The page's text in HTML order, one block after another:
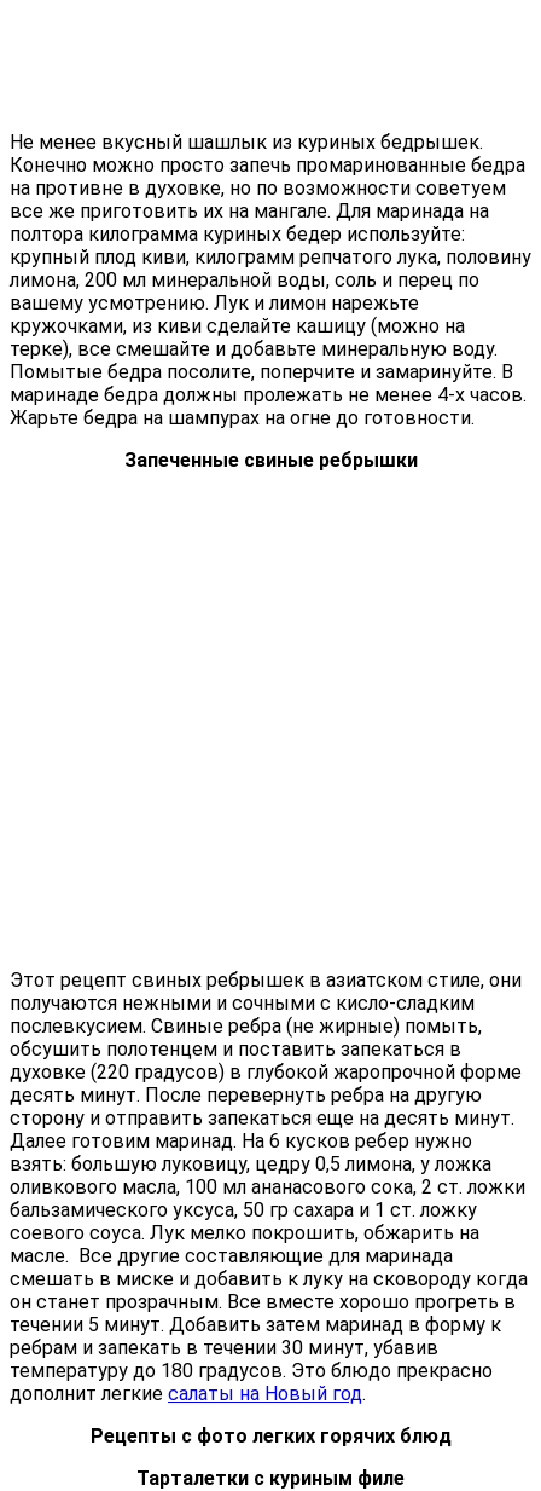
Не менее вкусный шашлык из куриных бедрышек.
Конечно можно просто запечь промаринованные бедра
на противне в духовке, но по возможности советуем
все же приготовить их на мангале. Для маринада на
полтора килограмма куриных бедер используйте:
крупный плод киви, килограмм репчатого лука, половину
лимона, 200 мл минеральной воды, соль и перец по
вашему усмотрению. Лук и лимон нарежьте
кружочками, из киви сделайте кашицу (можно на
терке), все смешайте и добавьте минеральную воду.
Помытые бедра посолите, поперчите и замаринуйте. В
маринаде бедра должны пролежать не менее 4-х часов.
Жарьте бедра на шампурах на огне до готовности.
Запеченные свиные ребрышки
Этот рецепт свиных ребрышек в азиатском стиле, они
получаются нежными и сочными с кисло-сладким
послевкусием. Свиные ребра (не жирные) помыть,
обсушить полотенцем и поставить запекаться в
духовке (220 градусов) в глубокой жаропрочной форме
десять минут. После перевернуть ребра на другую
сторону и отправить запекаться еще на десять минут.
Далее готовим маринад. На 6 кусков ребер нужно
взять: большую луковицу, цедру 0,5 лимона, у ложка
оливкового масла, 100 мл ананасового сока, 2 ст. ложки
бальзамического уксуса, 50 гр сахара и 1 ст. ложку
соевого соуса. Лук мелко покрошить, обжарить на
масле. Все другие составляющие для маринада
смешать в миске и добавить к луку на сковороду когда
он станет прозрачным. Все вместе хорошо прогреть в
течении 5 минут. Добавить затем маринад в форму к
ребрам и запекать в течении 30 минут, убавив
температуру до 180 градусов. Это блюдо прекрасно
дополнит легкие салаты на Новый год.
Рецепты с фото легких горячих блюд
Тарталетки с куриным филе